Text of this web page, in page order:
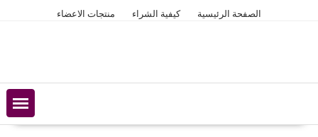
الصفحة الرئيسية كيفية الشراء منتجات الاعضاء